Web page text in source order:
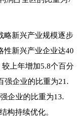
略新兴产业规模逐步
性新兴产业企业达40
上年增加5.8个百分
强企业的比重为21.
企业的比重为13.
构持续优化。